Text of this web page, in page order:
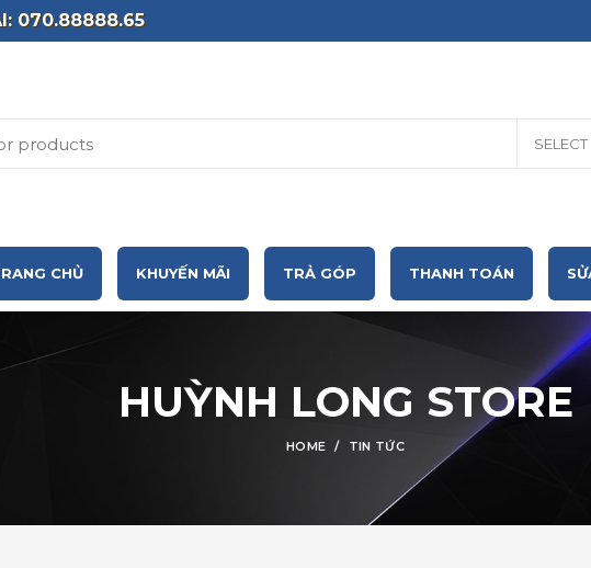
070.88888.65
CHỦ KHUYẾN MÃI TRẢ GÓP THANH TOÁN
HUỲNH LONG STORE
HOME TIN TỨC